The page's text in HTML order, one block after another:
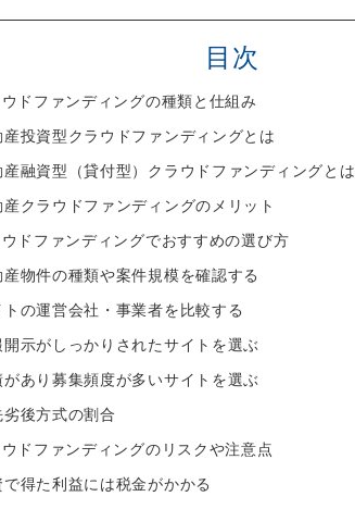
目次
ドファンディングの種類と仕組み
投資型クラウドファンディングとは
融資型（貸付型）クラウドファンディングとは
クラウドファンディングのメリット
ドファンディングでおすすめの選び方
物件の種類や案件規模を確認する
の運営会社・事業者を比較する
示がしっかりされたサイトを選ぶ
あり募集頻度が多いサイトを選ぶ
後方式の割合
ドファンディングのリスクや注意点
得た利益には税金がかかる